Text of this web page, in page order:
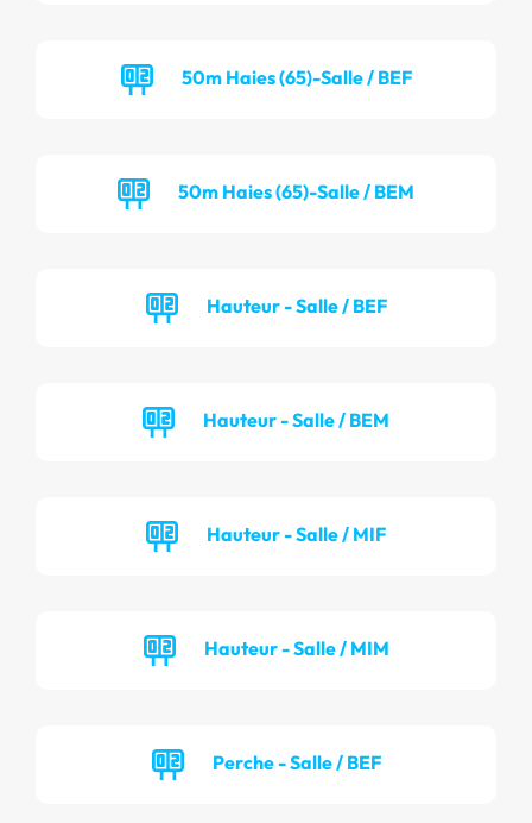
50m Haies (65)-Salle / BEF
50m Haies (65)-Salle / BEM
Hauteur - Salle / BEF
Hauteur - Salle / BEM
Hauteur - Salle / MIF
Hauteur - Salle / MIM
Perche - Salle / BEF